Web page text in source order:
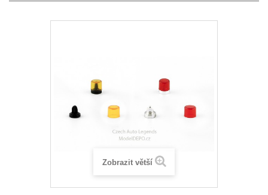
Zobrazit větší